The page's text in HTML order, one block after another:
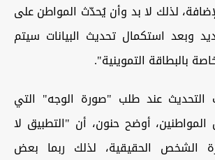
لذلك لا بد وأن يُحدّث المواطن على
وبعد استكمال تحديث البيانات سيتم
بالبطاقة التموينية".
عند طلب "صورة الوجه" التي
أوضح حنون، أن "التطبيق لا
الشخص الحقيقية، لذلك ربما بعض